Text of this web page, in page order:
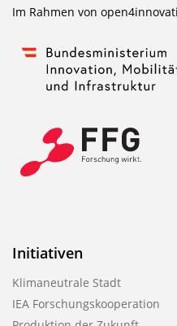
Im Rahmen von
Initiativen
Klimaneutrale Stadt
IEA Forschungskooperation